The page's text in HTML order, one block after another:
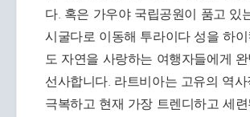
다. 혹은 가우야 국립공원이 품고 있
시굴다로 이동해 투라이다 성을 하
도 자연을 사랑하는 여행자들에게
선사합니다. 라트비아는 고유의 역
극복하고 현재 가장 트렌디하고 세